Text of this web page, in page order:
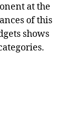
at the
of this
shows